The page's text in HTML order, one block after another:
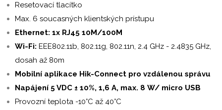
Resetovací tlacítko
Max. 6 soucasných klientských prístupu
Ethernet: 1x RJ45 10M/100M
Wi-Fi: EEE802.11b, 802.11g, 802.11n, 2.4 GHz - 2.4835 GHz,
dosah až 80m
Mobilní aplikace Hik-Connect pro vzdálenou správu
Napájení 5 VDC ± 10%, 1,6 A, max. 8 W/ micro USB
Provozní teplota -10°C až 40°C